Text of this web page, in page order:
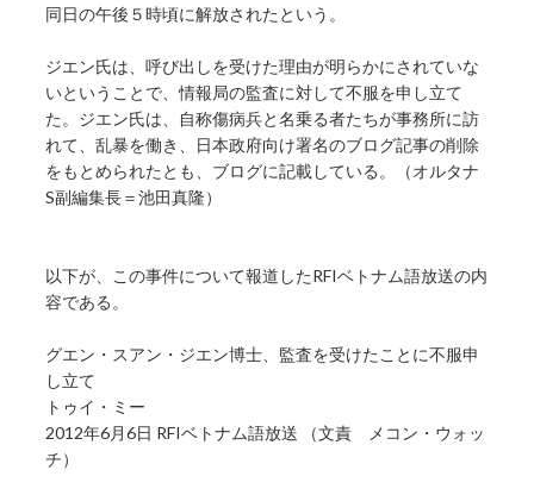
同日の午後５時頃に解放されたという。
ジエン氏は、呼び出しを受けた理由が明らかにされていな
いということで、情報局の監査に対して不服を申し立て
た。ジエン氏は、自称傷病兵と名乗る者たちが事務所に訪
れて、乱暴を働き、日本政府向け署名のブログ記事の削除
をもとめられたとも、ブログに記載している。（オルタナ
S副編集長＝池田真隆）
以下が、この事件について報道したRFIベトナム語放送の内
容である。
グエン・スアン・ジエン博士、監査を受けたことに不服申
し立て
トゥイ・ミー
2012年6月6日 RFIベトナム語放送 （文責 メコン・ウォッ
チ）